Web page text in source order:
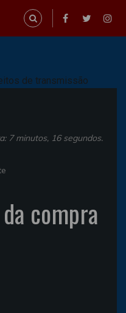
7 minutos, 16 segundos.
compra